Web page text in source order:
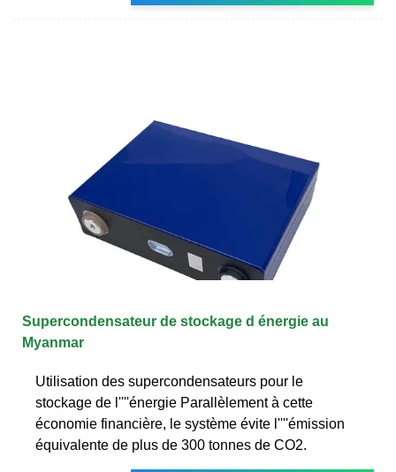
Supercondensateur de stockage d énergie au
Myanmar
Utilisation des supercondensateurs pour le
stockage de l''''énergie Parallèlement à cette
économie financière, le système évite l''''émission
équivalente de plus de 300 tonnes de CO2.